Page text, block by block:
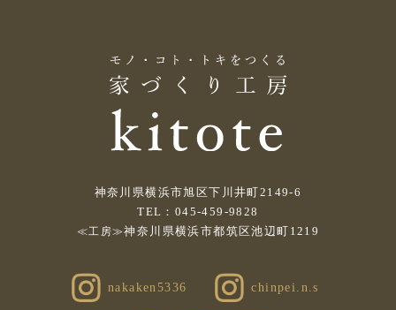
神奈川県横浜市旭区下川井町2149-6
TEL：045-459-9828
≪工房≫神奈川県横浜市都筑区池辺町1219
nakaken5336 chinpei.n.s